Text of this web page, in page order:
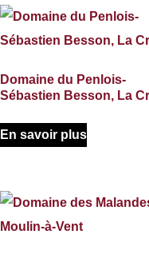
Domaine du Penlois-
Sébastien Besson, La
En savoir plus